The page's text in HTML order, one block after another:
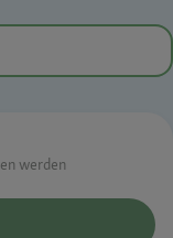
werden